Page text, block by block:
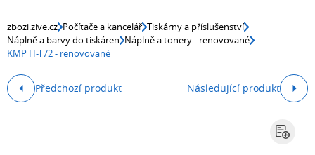
zbozi.zive.cz Počítače a kancelář Tiskárny a příslušenství
Náplně a barvy do tiskáren Náplně a tonery - renovované
KMP H-T72 - renovované
Předchozí produkt Následující produkt